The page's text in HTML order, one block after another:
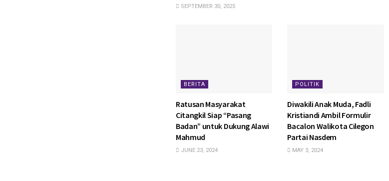
SEPTEMBER 30, 2025
BERITA
Ratusan Masyarakat
Citangkil Siap “Pasang
Badan” untuk Dukung Alawi
Mahmud
JUNE 23, 2024
POLITIK
Diwakili Anak Muda, Fadli
Kristiandi Ambil Formulir
Bacalon Walikota Cilegon
Partai Nasdem
MAY 3, 2024